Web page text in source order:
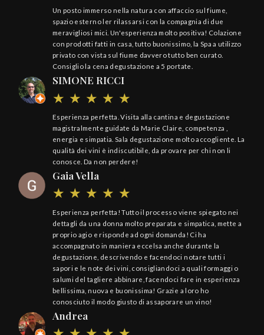
Un posto immerso nella natura con affaccio sul fiume,
spazio esterno ler rilassarsi con la compagnia di due
meravigliosi mici. Un'esperienza molto positiva! Colazione
con prodotti fatti in casa, tutto buonissimo, la Spa a utilizzo
privato con vista sul fiume davvero tutto ben curato.
Consiglio la cena degustazione a 5 portate.
SIMONE RICCI
Esperienza perfetta. Visita alla cantina e degustazione
magistralmente guidate da Marie Claire, competenza ,
energia e simpatia. Sala degustazione molto accogliente. La
qualità dei vini è indiscutibile, da provare per chi non li
conosce. Da non perdere!
Gaia Vella
Esperienza perfetta! Tutto il processo viene spiegato nei
dettagli da una donna molto preparata e simpatica, mette a
proprio agio e risponde ad ogni domanda! Ci ha
accompagnato in maniera eccelsa anche durante la
degustazione, descrivendo e facendoci notare tutti i
sapori e le note dei vini, consigliandoci a quali formaggi o
salumi del tagliere abbinare, facendoci fare in esperienza
bellissima, nuova e buonissima! Grazie a loro ho
conosciuto il modo giusto di assaporare un vino!
Andrea